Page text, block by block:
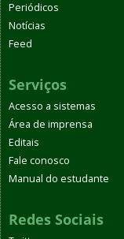
Periódicos
Notícias
Feed
Serviços
Acesso a sistemas
Área de imprensa
Editais
Fale conosco
Manual do estudante
Redes Sociais